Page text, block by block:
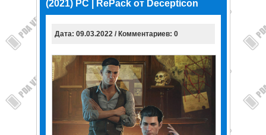
(2021) PC | RePack от Decepticon
Дата: 09.03.2022 / Комментариев: 0